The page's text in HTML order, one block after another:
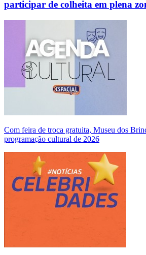
participar de colheita em plena
Com feira de troca gratuita, Museu dos
programação cultural de 2026